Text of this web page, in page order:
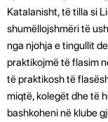
Katalanisht, të tilla si
shumëllojshmëri të
nga njohja e tingullit
praktikojmë të flasim
të praktikosh të
miqtë, kolegët dhe të
bashkoheni në klube